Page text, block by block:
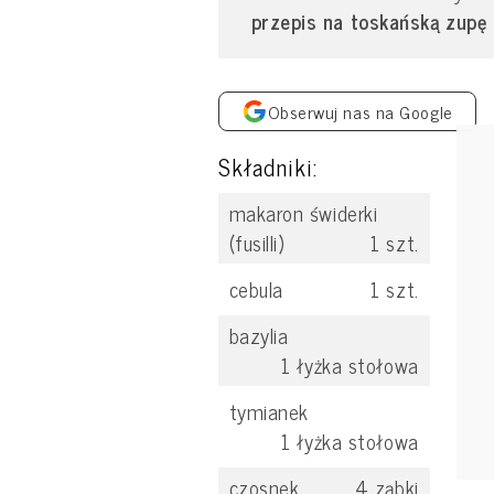
przepis na toskańską zupę
Obserwuj nas na Google
Składniki:
makaron świderki
(fusilli)
1 szt.
cebula
1 szt.
bazylia
1 łyżka stołowa
tymianek
1 łyżka stołowa
czosnek
4 ząbki